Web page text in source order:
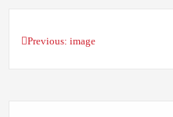
Beitragsnavigation
Previous: image